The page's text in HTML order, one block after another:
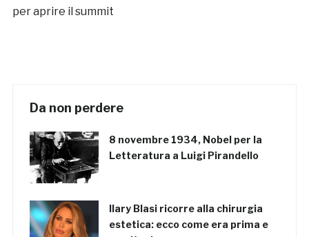
per aprire il summit
Da non perdere
8 novembre 1934, Nobel per la
Letteratura a Luigi Pirandello
Ilary Blasi ricorre alla chirurgia
estetica: ecco come era prima e